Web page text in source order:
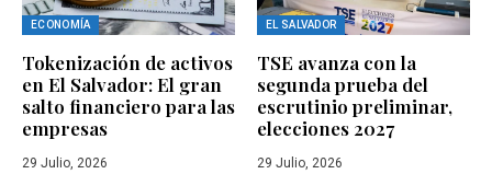
ECONOMÍA
Tokenización de activos
en El Salvador: El gran
salto financiero para las
empresas
29 Julio, 2026
EL SALVADOR
TSE avanza con la
segunda prueba del
escrutinio preliminar,
elecciones 2027
29 Julio, 2026